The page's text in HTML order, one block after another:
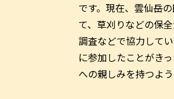
です。現在、雲仙岳
て、草刈りなどの保
調査などで協力して
に参加したことがき
への親しみを持つよ